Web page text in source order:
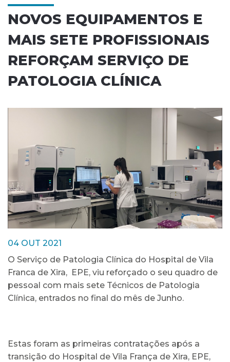
NOVOS EQUIPAMENTOS E
MAIS SETE PROFISSIONAIS
REFORÇAM SERVIÇO DE
PATOLOGIA CLÍNICA
04 OUT 2021
O Serviço de Patologia Clínica do Hospital de Vila
Franca de Xira, EPE, viu reforçado o seu quadro de
pessoal com mais sete Técnicos de Patologia
Clínica, entrados no final do mês de Junho.
Estas foram as primeiras contratações após a
transição do Hospital de Vila França de Xira, EPE,